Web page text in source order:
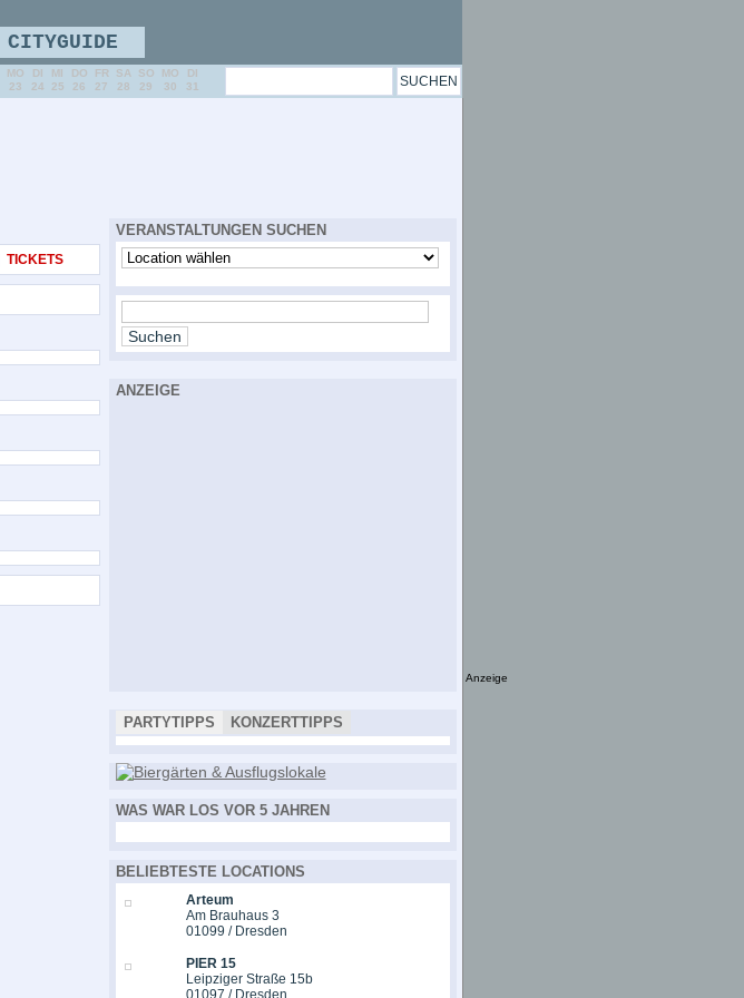
TICKETS
VERANSTALTUNGEN SUCHEN
ANZEIGE
PARTYTIPPS KONZERTTIPPS
WAS WAR LOS VOR 5 JAHREN
BELIEBTESTE LOCATIONS
Arteum
Am Brauhaus 3
01099 / Dresden
PIER 15
Leipziger Straße 15b
01097 / Dresden
CITYGUIDE
MO
23
DI
24
MI
25
DO
26
FR
27
SA
28
SO
29
MO
30
DI
31
Anzeige